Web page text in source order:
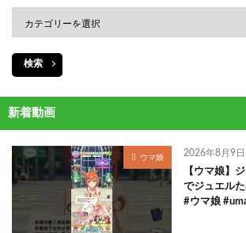
検索
新着動画
ウマ娘 2026年8月9日
【ウマ娘】
でジュエル
#ウマ娘